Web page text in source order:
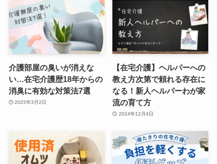
介護部屋の臭いが消えな
い…在宅介護歴18年からの
消臭に有効な対策法7選
2025年3月2日
【在宅介護】ヘルパーへの
教え方次第で頼れる存在に
なる！新人ヘルパーわが家
流の育て方
2024年12月4日